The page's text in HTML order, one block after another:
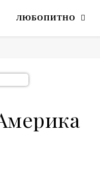
ЛЮБОПИТНО
за Северна и Южна Америка